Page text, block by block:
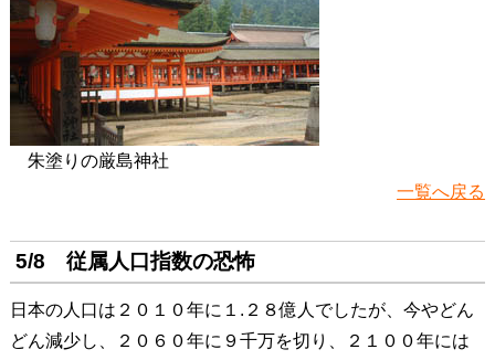
朱塗りの厳島神社
一覧へ戻る
5/8 従属人口指数の恐怖
日本の人口は２０１０年に１.２８億人でしたが、今やどん
どん減少し、２０６０年に９千万を切り、２１００年には